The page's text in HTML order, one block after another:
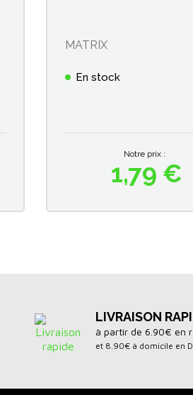
MATRIX
En stock
Prix
Notre prix :
1,79 €
LIVRAISON
à partir de 6.90€ en
et 8.90€ à domicile en